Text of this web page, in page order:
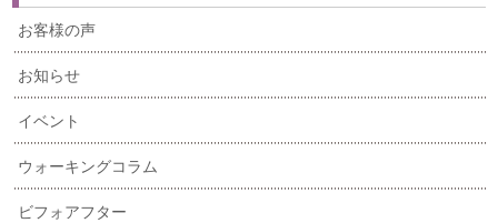
お客様の声
お知らせ
イベント
ウォーキングコラム
ビフォアフター